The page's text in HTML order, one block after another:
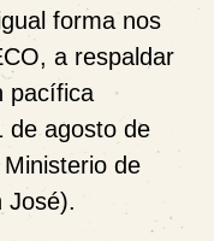
forma nos
, a respaldar
pacífica
de agosto de
de
José).